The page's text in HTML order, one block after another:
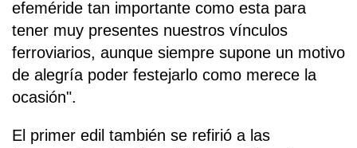
efeméride tan importante como esta para
tener muy presentes nuestros vínculos
ferroviarios, aunque siempre supone un motivo
de alegría poder festejarlo como merece la
ocasión".
El primer edil también se refirió a las